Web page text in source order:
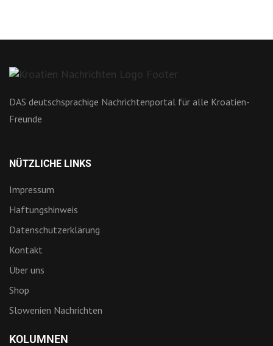
DAS deutschsprachige Nachrichtenportal für alle Kroatien-
Freunde
NÜTZLICHE LINKS
Impressum
Haftungshinweis
Datenschutzerklärung
Kontakt
Über uns
Shop
Slowenien Nachrichten
KOLUMNEN